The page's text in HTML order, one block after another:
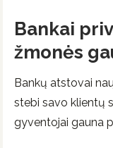
Bankai
žmonės
Bankų atstovai
stebi savo klientų
gyventojai gauna